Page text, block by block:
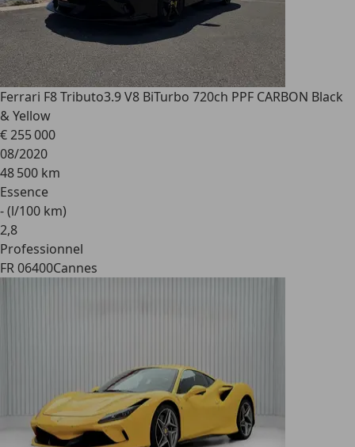
Ferrari F8 Tributo3.9 V8 BiTurbo 720ch PPF CARBON Black
& Yellow
€ 255 000
08/2020
48 500 km
Essence
- (l/100 km)
2,8
Professionnel
FR 06400Cannes